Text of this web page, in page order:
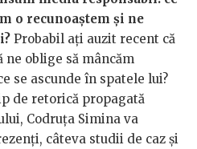
o recunoaștem și ne
Probabil ați auzit recent că
ne oblige să mâncăm
se ascunde în spatele lui?
de retorică propagată
Codruța Simina va
câteva studii de caz și